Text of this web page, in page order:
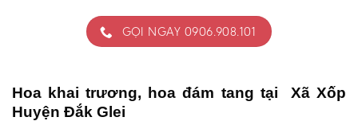
GỌI NGAY 0906.908.101
Hoa khai trương, hoa đám tang tại Xã Xốp
Huyện Đắk Glei